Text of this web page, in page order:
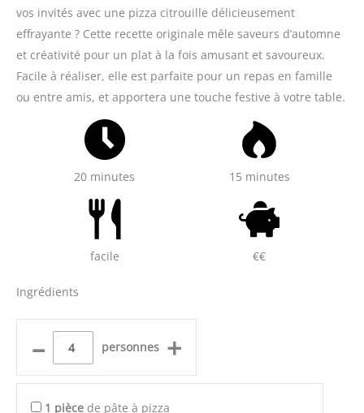
vos invités avec une pizza citrouille délicieusement
effrayante ? Cette recette originale mêle saveurs d’automne
et créativité pour un plat à la fois amusant et savoureux.
Facile à réaliser, elle est parfaite pour un repas en famille
ou entre amis, et apportera une touche festive à votre table.
20 minutes 15 minutes
facile €€
Ingrédients
– personnes +
1 pièce de pâte à pizza